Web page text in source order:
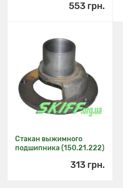
553 грн.
Стакан выжимного
подшипника (150.21.222)
313 грн.